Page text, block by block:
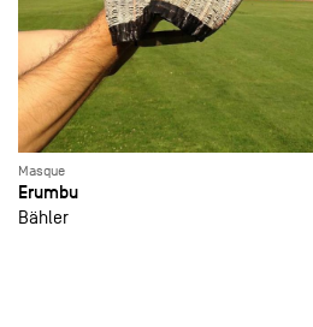
Masque
Erumbu
Bähler